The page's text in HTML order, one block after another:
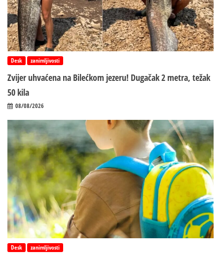
Desk zanimljivosti
Zvijer uhvaćena na Bilećkom jezeru! Dugačak 2 metra, težak
50 kila
08/08/2026
Desk zanimljivosti